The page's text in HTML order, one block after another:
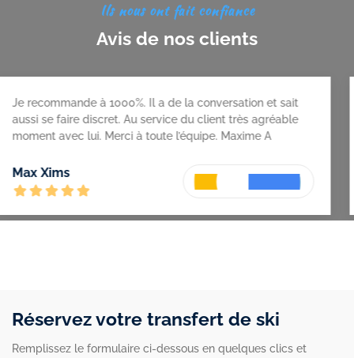
Avis de nos clients
Ils nous ont fait confiance
Xims
à 1000%. Il a de la conversation et sait
se faire discret. Au service du client très agréable
avec lui. Merci à toute l’équipe. Maxime A
Réservez votre transfert de ski
Remplissez le formulaire ci-dessous en quelques clics et